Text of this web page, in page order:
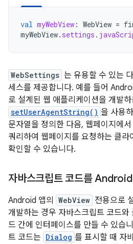
val myWebView : WebView =
myWebView. settings .
WebSettings 는 유용할 수 있는
세스를 제공합니다. 예를 들어
로 설계된 웹 애플리케이션을 개발
setUserAgentString() 을 사용
문자열을 정의한 다음, 웹페이지에
쿼리하여 웹페이지를 요청하는 클라
확인할 수 있습니다.
자바스크립트 코드를
Android 앱의 WebView 전용으로
개발하는 경우 자바스크립트 코드
드 간에 인터페이스를 만들 수 있습
트 코드는 Dialog 를 표시할 때 자